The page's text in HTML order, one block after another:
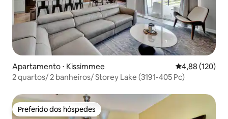
Apartamento ⋅ Kissimmee 4,88 de uma
4,88 (120)
2 quartos/ 2 banheiros/ Storey Lake (3191-405 Pc)
Preferido dos hóspedes
Preferido dos hóspedes